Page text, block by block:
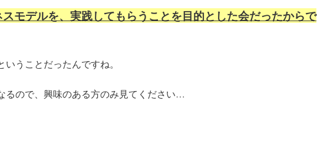
モデルを、実践してもらうことを目的とした会だったからで
うことだったんですね。
るので、興味のある方のみ見てください…